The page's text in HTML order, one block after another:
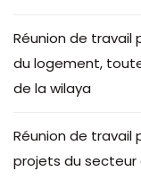
Réunion de travail
du logement,
de la wilaya
Réunion de travail
projets du secteur